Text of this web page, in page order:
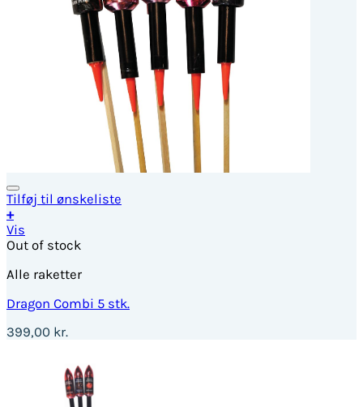
Tilføj til ønskeliste
+
Vis
Out of stock
Alle raketter
Dragon Combi 5 stk.
399,00 kr.